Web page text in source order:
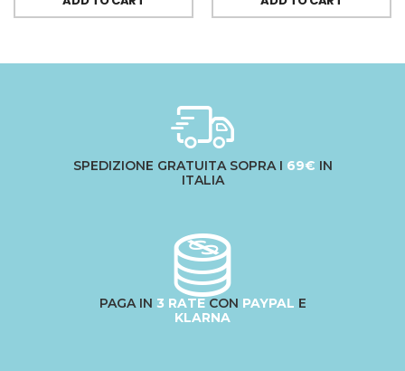
SPEDIZIONE GRATUITA SOPRA I 69€ IN
ITALIA
PAGA IN 3 RATECON PAYPAL E
KLARNA